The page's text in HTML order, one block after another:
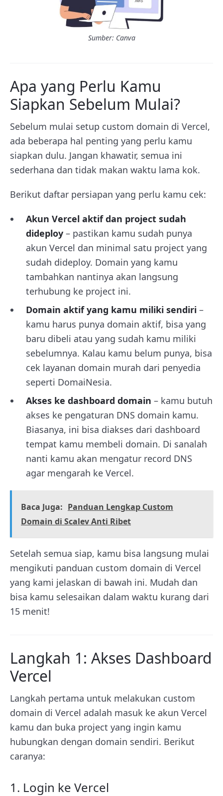
Sumber: Canva
Apa yang Perlu Kamu
Siapkan Sebelum Mulai?
Sebelum mulai setup custom domain di Vercel,
ada beberapa hal penting yang perlu kamu
siapkan dulu. Jangan khawatir, semua ini
sederhana dan tidak makan waktu lama kok.
Berikut daftar persiapan yang perlu kamu cek:
Akun Vercel aktif dan project sudah
dideploy – pastikan kamu sudah punya
akun Vercel dan minimal satu project yang
sudah dideploy. Domain yang kamu
tambahkan nantinya akan langsung
terhubung ke project ini.
Domain aktif yang kamu miliki sendiri –
kamu harus punya domain aktif, bisa yang
baru dibeli atau yang sudah kamu miliki
sebelumnya. Kalau kamu belum punya, bisa
cek layanan domain murah dari penyedia
seperti DomaiNesia.
Akses ke dashboard domain – kamu butuh
akses ke pengaturan DNS domain kamu.
Biasanya, ini bisa diakses dari dashboard
tempat kamu membeli domain. Di sanalah
nanti kamu akan mengatur record DNS
agar mengarah ke Vercel.
Baca Juga: Panduan Lengkap Custom
Domain di Scalev Anti Ribet
Setelah semua siap, kamu bisa langsung mulai
mengikuti panduan custom domain di Vercel
yang kami jelaskan di bawah ini. Mudah dan
bisa kamu selesaikan dalam waktu kurang dari
15 menit!
Langkah 1: Akses Dashboard
Vercel
Langkah pertama untuk melakukan custom
domain di Vercel adalah masuk ke akun Vercel
kamu dan buka project yang ingin kamu
hubungkan dengan domain sendiri. Berikut
caranya:
1. Login ke Vercel